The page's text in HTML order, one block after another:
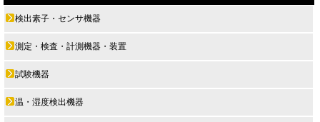
検出素子・センサ機器
測定・検査・計測機器・装置
試験機器
温・湿度検出機器